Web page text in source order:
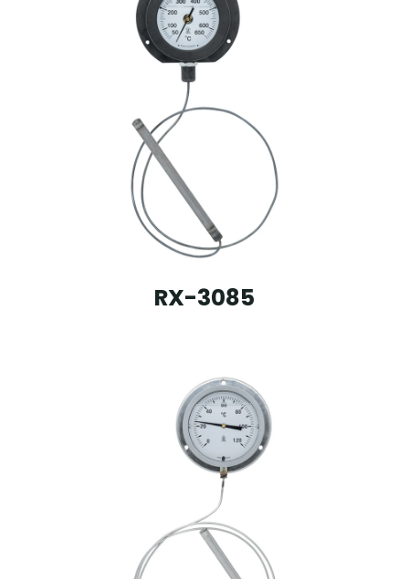
RX-3085